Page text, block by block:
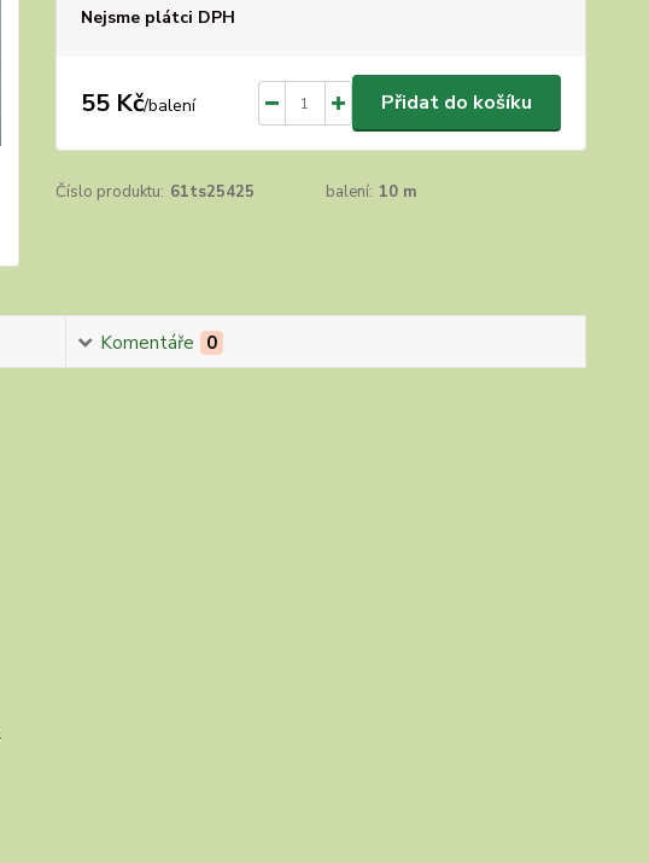
Nejsme plátci DPH
55 Kč/balení Přidat do košíku
Číslo produktu: 61ts25425 balení: 10 m
Komentáře 0